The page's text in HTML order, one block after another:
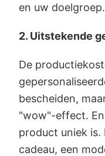
en uw doelgroep.
2. Uitstekende
De
bescheiden,
"wow"-effect.
product uniek is.
cadeau, een